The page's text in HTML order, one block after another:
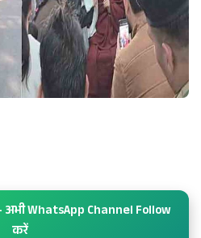
WhatsApp Channel Follow
करें